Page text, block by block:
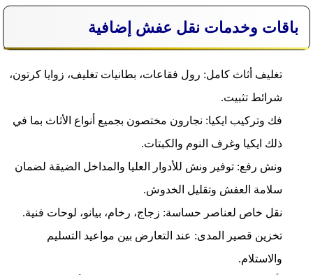
باقات وخدمات نقل عفش إضافية
تغليف أثاث كامل: رول فقاعات، بطانيات تغليف، زوايا كرتون،
شرائط تثبيت.
فك وتركيب ايكيا: نجارون مختصون بجميع أنواع الأثاث بما في
ذلك ايكيا وغرف النوم والكبتات.
ونش رفع: توفير ونش للأدوار العليا والمداخل الضيقة لضمان
سلامة العفش وتقليل الخدوش.
نقل خاص لعناصر حساسة: زجاج، رخام، بيانو، لوحات فنية.
تخزين قصير المدى: عند التعارض بين مواعيد التسليم
والاستلام.